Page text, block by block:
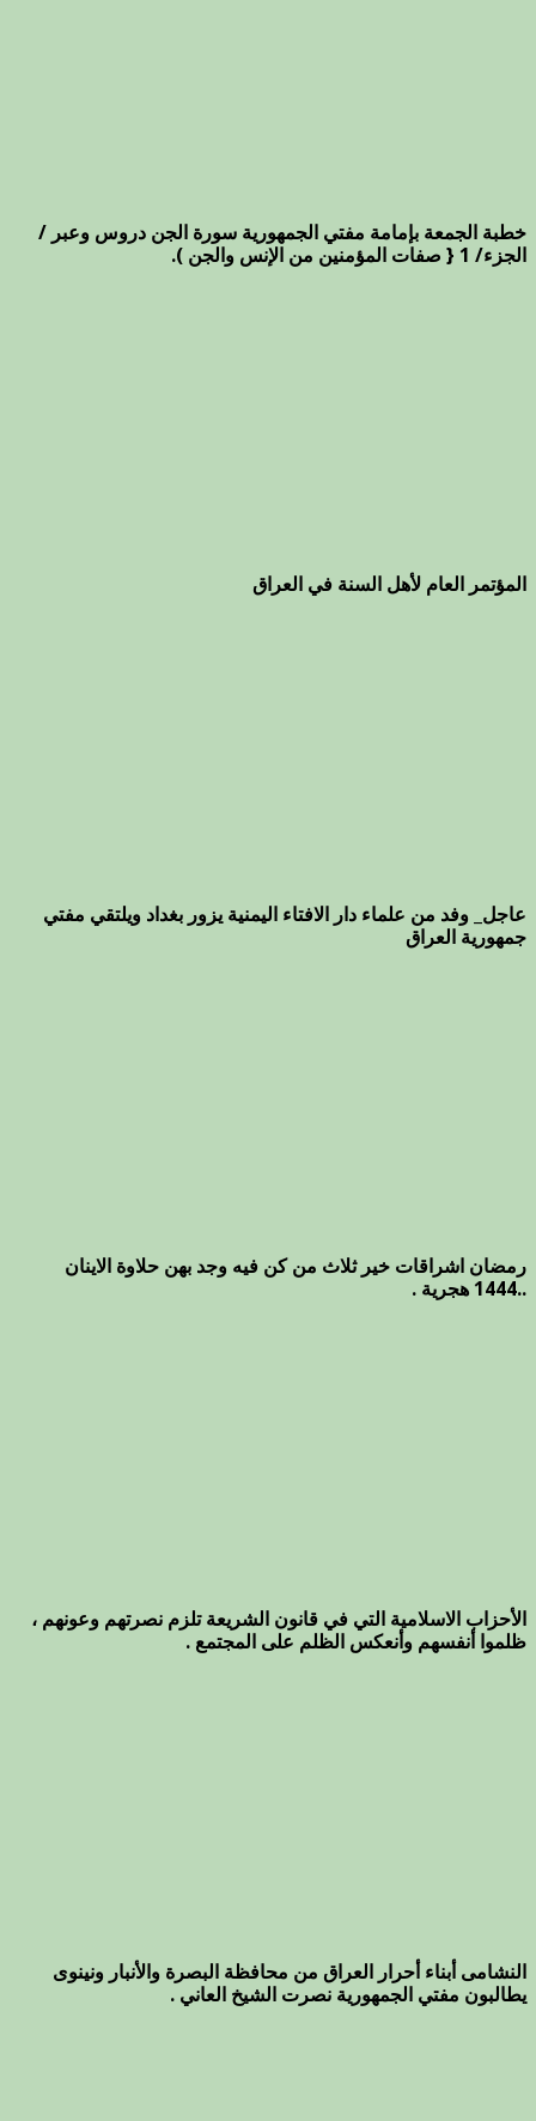
خطبة الجمعة بإمامة مفتي الجمهورية سورة الجن دروس وعبر /
الجزء/ 1 { صفات المؤمنين من الإنس والجن ).
المؤتمر العام لأهل السنة في العراق
عاجل_ وفد من علماء دار الافتاء اليمنية يزور بغداد ويلتقي مفتي
جمهورية العراق
رمضان اشراقات خير ثلاث من كن فيه وجد بهن حلاوة الاينان
..1444 هجرية .
الأحزاب الاسلامية التي في قانون الشريعة تلزم نصرتهم وعونهم ،
ظلموا أنفسهم وأنعكس الظلم على المجتمع .
النشامى أبناء أحرار العراق من محافظة البصرة والأنبار ونينوى
يطالبون مفتي الجمهورية نصرت الشيخ العاني .